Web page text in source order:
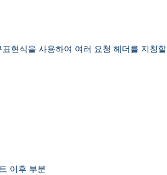
표현식을 사용하여 여러 요청 헤더를 지칭할
이후 부분